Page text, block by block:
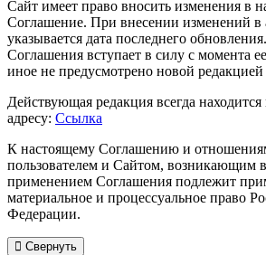
Сайт имеет право вносить изменения в
Соглашение. При внесении изменений в
указывается дата последнего
Соглашения вступает в силу с момента
иное не предусмотрено новой
Действующая редакция всегда
адресу: Ссылка
К настоящему Соглашению и
пользователем и Сайтом, возникающим в
применением Соглашения подлежит
материальное и процессуальное право
Федерации.
Свернуть